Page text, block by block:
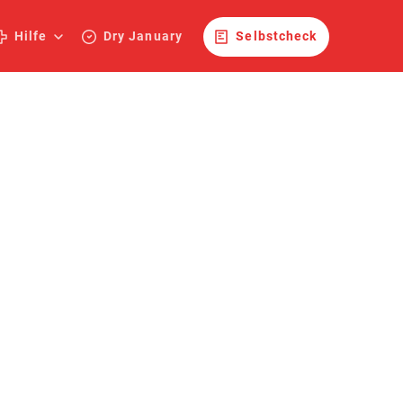
Hilfe Dry January Selbstcheck